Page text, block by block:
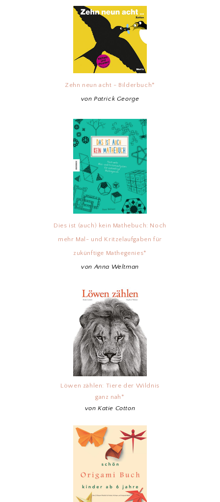
Zehn neun acht - Bilderbuch*
von Patrick George
Dies ist (auch) kein Mathebuch: Noch
mehr Mal- und Kritzelaufgaben für
zukünftige Mathegenies*
von Anna Weltman
Löwen zählen: Tiere der Wildnis
ganz nah*
von Katie Cotton